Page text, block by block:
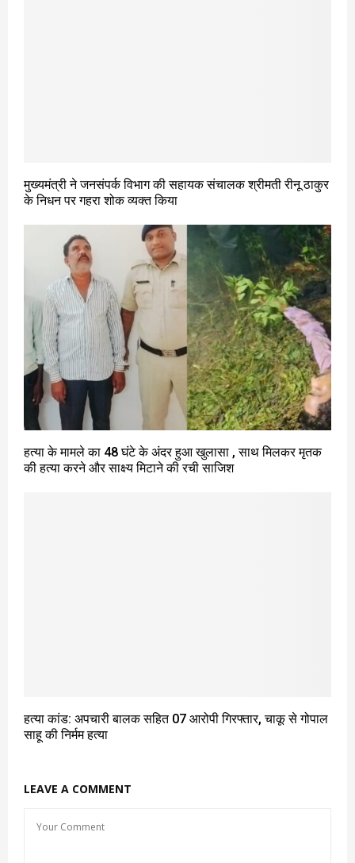
मुख्यमंत्री ने जनसंपर्क विभाग की सहायक संचालक श्रीमती रीनू ठाकुर
के निधन पर गहरा शोक व्यक्त किया
हत्या के मामले का 48 घंटे के अंदर हुआ खुलासा , साथ मिलकर मृतक
की हत्या करने और साक्ष्य मिटाने की रची साजिश
हत्या कांड: अपचारी बालक सहित 07 आरोपी गिरफ्तार, चाकू से गोपाल
साहू की निर्मम हत्या
LEAVE A COMMENT